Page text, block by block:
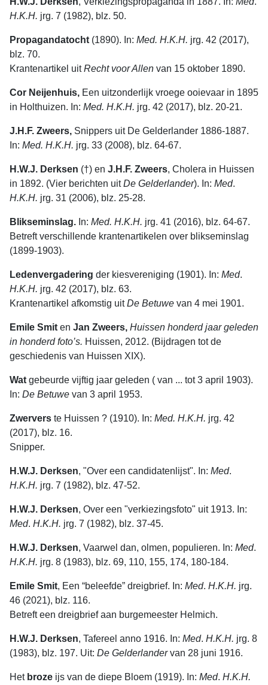
H.K.H. jrg. 7 (1982), blz. 50.
Propagandatocht (1890). In: Med. H.K.H. jrg. 42 (2017),
blz. 70.
Krantenartikel uitRecht voor Allen van 15 oktober 1890.
Cor Neijenhuis, Een uitzonderlijk vroege ooievaar in 1895
in Holthuizen. In: Med. H.K.H. jrg. 42 (2017), blz. 20-21.
J.H.F. Zweers, Snippers uit De Gelderlander 1886-1887.
In: Med. H.K.H. jrg. 33 (2008), blz. 64-67.
H.W.J. Derksen (†) en J.H.F. Zweers, Cholera in Huissen
in 1892. (Vier berichten uitDe Gelderlander). In: Med.
H.K.H. jrg. 31 (2006), blz. 25-28.
Blikseminslag. In: Med. H.K.H. jrg. 41 (2016), blz. 64-67.
Betreft verschillende krantenartikelen over blikseminslag
(1899-1903).
Ledenvergadering der kiesvereniging (1901). In: Med.
H.K.H. jrg. 42 (2017), blz. 63.
Krantenartikel afkomstig uitDe Betuwe van 4 mei 1901.
Emile Smit en Jan Zweers, Huissen honderd jaar geleden
in honderd foto’s. Huissen, 2012. (Bijdragen tot de
geschiedenis van Huissen XIX).
Wat gebeurde vijftig jaar geleden ( van ... tot 3 april 1903).
In: De Betuwe van 3 april 1953.
Zwervers te Huissen ? (1910). In: Med. H.K.H. jrg. 42
(2017), blz. 16.
Snipper.
H.W.J. Derksen, "Over een candidatenlijst". In: Med.
H.K.H. jrg. 7 (1982), blz. 47-52.
H.W.J. Derksen, Over een "verkiezingsfoto" uit 1913. In:
Med. H.K.H. jrg. 7 (1982), blz. 37-45.
H.W.J. Derksen, Vaarwel dan, olmen, populieren. In: Med.
H.K.H. jrg. 8 (1983), blz. 69, 110, 155, 174, 180-184.
Emile Smit, Een “beleefde” dreigbrief. In: Med. H.K.H. jrg.
46 (2021), blz. 116.
Betreft een dreigbrief aan burgemeester Helmich.
H.W.J. Derksen, Tafereel anno 1916. In: Med. H.K.H. jrg. 8
(1983), blz. 197. Uit: De Gelderlandervan 28 juni 1916.
Het broze ijs van de diepe Bloem (1919). In: Med. H.K.H.